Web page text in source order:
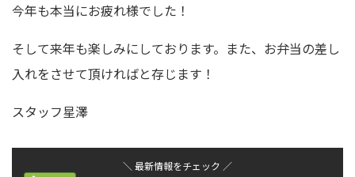
今年も本当にお疲れ様でした！
そして来年も楽しみにしております。また、お弁当の差し
入れをさせて頂ければと存じます！
スタッフ星澤
＼ 最新情報をチェック ／